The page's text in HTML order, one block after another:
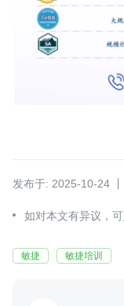
发布于: 2025-10-24
如对本文有异议，可
敏捷 敏捷培训